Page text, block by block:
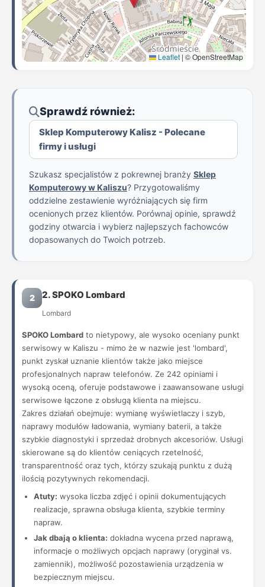
Leaflet | © OpenStreetMap
Sprawdź również:
Sklep Komputerowy Kalisz - Polecane
firmy i usługi
Szukasz specjalistów z pokrewnej branży Sklep
Komputerowy w Kaliszu? Przygotowaliśmy
oddzielne zestawienie wyróżniających się firm
ocenionych przez klientów. Porównaj opinie, sprawdź
godziny otwarcia i wybierz najlepszych fachowców
dopasowanych do Twoich potrzeb.
2 2. SPOKO Lombard
Lombard
SPOKO Lombard to nietypowy, ale wysoko oceniany punkt
serwisowy w Kaliszu - mimo że w nazwie jest 'lombard',
punkt zyskał uznanie klientów także jako miejsce
profesjonalnych napraw telefonów. Ze 242 opiniami i
wysoką oceną, oferuje podstawowe i zaawansowane usługi
serwisowe łączone z obsługą klienta na miejscu.
Zakres działań obejmuje: wymianę wyświetlaczy i szyb,
naprawy modułów ładowania, wymiany baterii, a także
szybkie diagnostyki i sprzedaż drobnych akcesoriów. Usługi
skierowane są do klientów ceniących rzetelność,
transparentność oraz tych, którzy szukają punktu z dużą
ilością pozytywnych rekomendacji.
Atuty: wysoka liczba zdjęć i opinii dokumentujących
realizacje, sprawna obsługa klienta, szybkie terminy
napraw.
Jak dbają o klienta: dokładna wycena przed naprawą,
informacje o możliwych opcjach naprawy (oryginał vs.
zamiennik), możliwość pozostawienia urządzenia w
bezpiecznym miejscu.